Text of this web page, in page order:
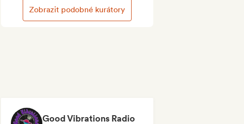
Zobrazit podobné kurátory
Good Vibrations Radio